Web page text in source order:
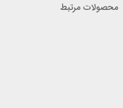
محصولات مرتبط